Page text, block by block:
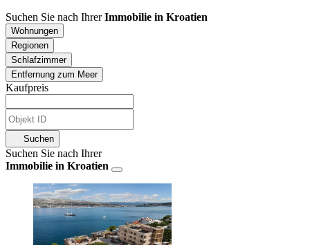
Suchen Sie nach IhrerImmobilie in Kroatien
Wohnungen
Regionen
Schlafzimmer
Entfernung zum Meer
Kaufpreis
Suchen
Suchen Sie nach Ihrer
Immobilie in Kroatien